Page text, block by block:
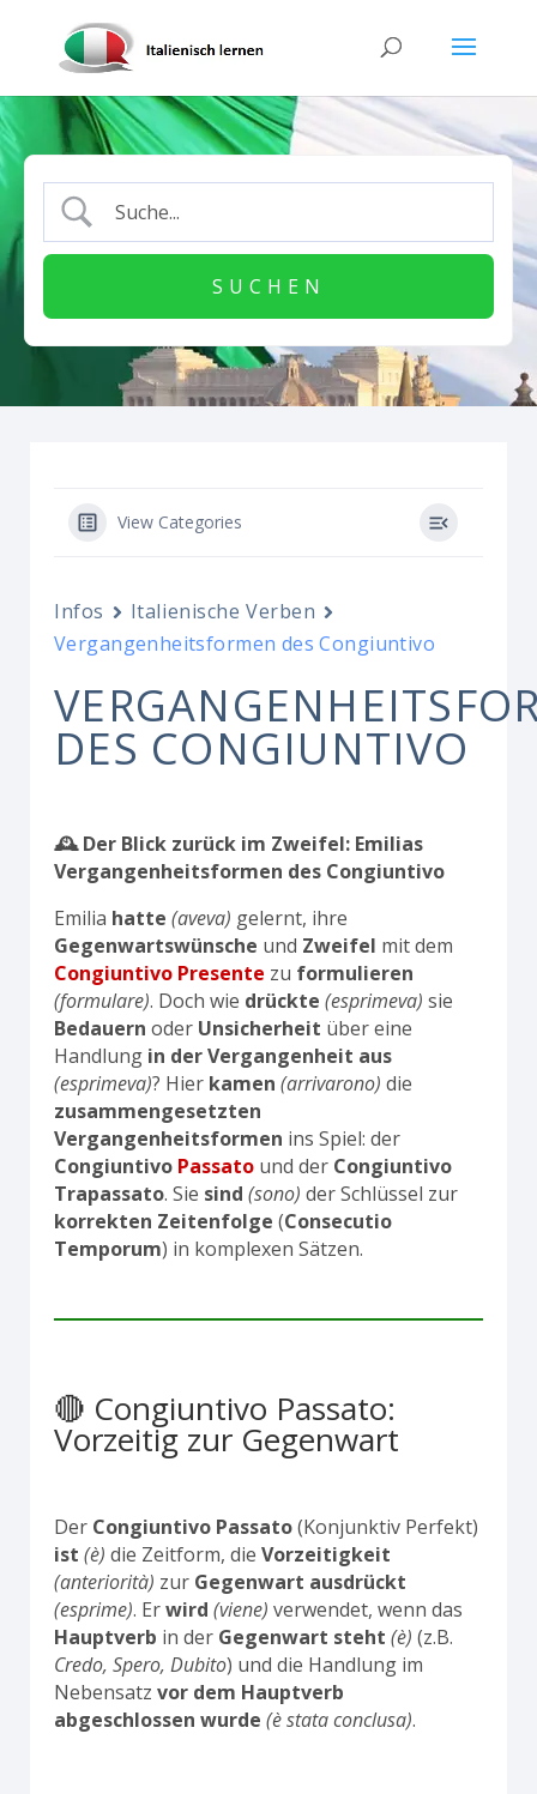
View Categories
Infos
Italienische Verben
Vergangenheitsformen des Congiuntivo
DES CONGIUNTIVO
🕰️ Der Blick zurück im Zweifel: Emilias
Vergangenheitsformen des Congiuntivo
Emilia hatte (aveva) gelernt, ihre
Gegenwartswünsche und Zweifel mit dem
Congiuntivo Presente zu formulieren
(formulare). Doch wie drückte (esprimeva) sie
Bedauern oder Unsicherheit über eine
Handlung in der Vergangenheit aus
(esprimeva)? Hier kamen (arrivarono) die
zusammengesetzten
Vergangenheitsformen ins Spiel: der
Congiuntivo Passato und der Congiuntivo
Trapassato. Sie sind (sono) der Schlüssel zur
korrekten Zeitenfolge (Consecutio
Temporum) in komplexen Sätzen.
🔴 Congiuntivo Passato:
Vorzeitig zur Gegenwart
Der Congiuntivo Passato(Konjunktiv Perfekt)
ist (è) die Zeitform, die Vorzeitigkeit
(anteriorità) zur Gegenwart ausdrückt
(esprime). Erwird (viene) verwendet, wenn das
Hauptverb in der Gegenwart steht (è) (z.B.
Credo, Spero, Dubito) und die Handlung im
Nebensatz vor dem Hauptverb
abgeschlossen wurde (è stata conclusa).